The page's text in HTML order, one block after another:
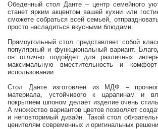
Обеденный стол Данте – центр семейного
станет ярким акцентом вашей кухни или
сможете собраться всей семьей,
просто насладиться вкусными блюдами.
Прямоугольный стол представляет собой
популярный и функциональный вариант.
он отлично подойдет для различных
максимальную вместительность и
использовании.
Стол Данте изготовлен из МДФ –
материала, устойчивого к царапинам и
покрытием шпоном делает изделие очень
А множество вариантов цветов позволяет
и неповторимый дизайн. Такой стол
ценителям современных и оригинальных